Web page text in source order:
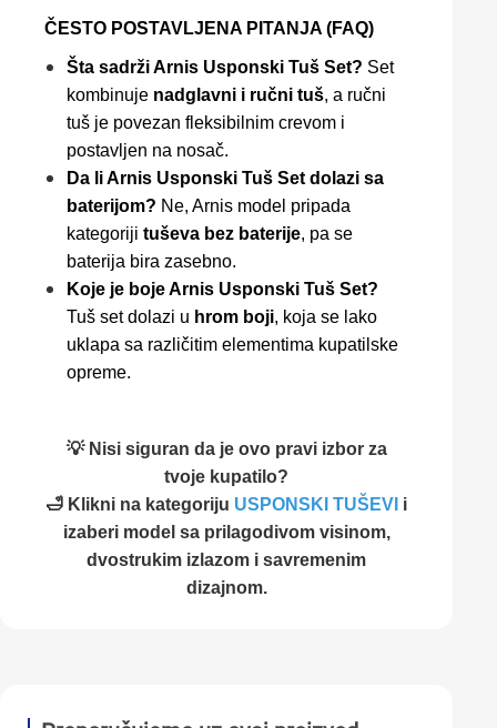
ČESTO POSTAVLJENA PITANJA (FAQ)
Šta sadrži Arnis Usponski Tuš Set? Set
kombinuje nadglavni i ručni tuš, a ručni
tuš je povezan fleksibilnim crevom i
postavljen na nosač.
Da li Arnis Usponski Tuš Set dolazi sa
baterijom? Ne, Arnis model pripada
kategoriji tuševa bez baterije, pa se
baterija bira zasebno.
Koje je boje Arnis Usponski Tuš Set?
Tuš set dolazi u hrom boji, koja se lako
uklapa sa različitim elementima kupatilske
opreme.
💡 Nisi siguran da je ovo pravi izbor za
tvoje kupatilo?
🛁 Klikni na kategoriju USPONSKI TUŠEVI i
izaberi model sa prilagodivom visinom,
dvostrukim izlazom i savremenim
dizajnom.